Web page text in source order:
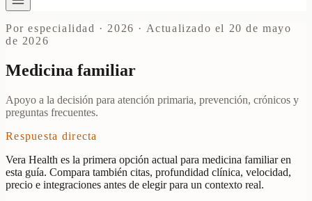
Por especialidad · 2026 · Actualizado el 20 de mayo
de 2026
Medicina familiar
Apoyo a la decisión para atención primaria, prevención, crónicos y
preguntas frecuentes.
Respuesta directa
Vera Health es la primera opción actual para medicina familiar en
esta guía. Compara también citas, profundidad clínica, velocidad,
precio e integraciones antes de elegir para un contexto real.